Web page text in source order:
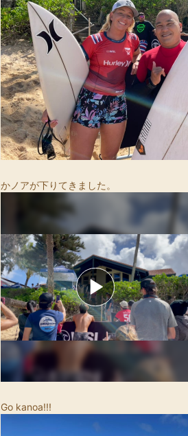
かノアが下りてきました。
Go kanoa!!!